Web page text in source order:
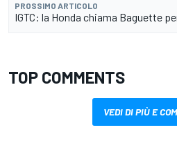
PROSSIMO ARTICOLO
IGTC: la Honda chiama Baguette
TOP COMMENTS
VEDI DI PIÙ E